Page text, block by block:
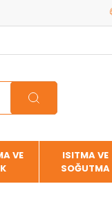
5
VE
ISITMA VE
SOĞUTMA